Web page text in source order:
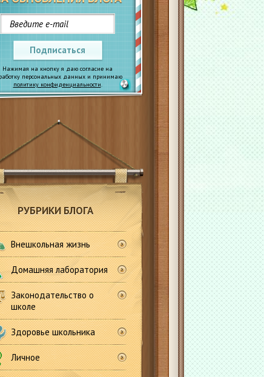
Подписаться
Нажимая на кнопку я даю согласие на
персональных данных и принимаю
политику конфиденциальности.
РУБРИКИ БЛОГА
Внешкольная жизнь
Домашняя лаборатория
Законодательство о
школе
Здоровье школьника
Личное